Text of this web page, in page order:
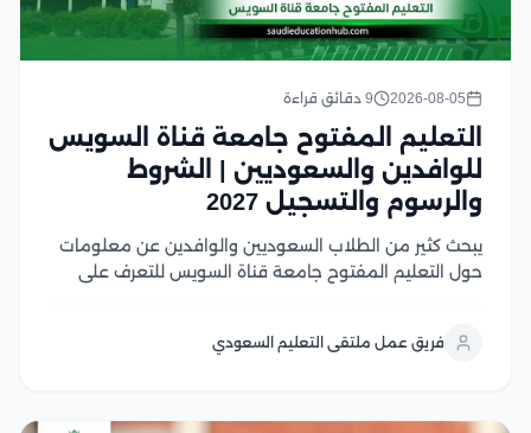
2026-08-05 9 دقائق قراءة
التعليم المفتوح جامعة قناة السويس
للوافدين والسعوديين | الشروط
والرسوم والتسجيل 2027
يبحث كثير من الطلاب السعوديين والوافدين عن معلومات
حول التعليم المفتوح جامعة قناة السويس للتعرف على
شروط القبول، وشروط...
فريق عمل ملتقى التعليم السعودي